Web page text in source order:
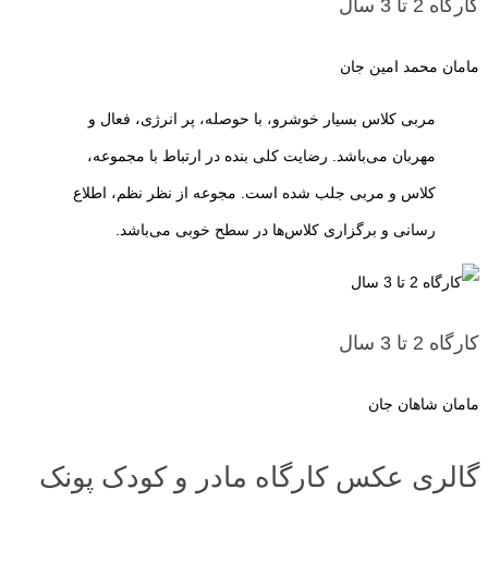
کارگاه 2 تا 3 سال
مامان محمد امین جان
مربی کلاس بسیار خوشرو، با حوصله، پر انرژی، فعال و
مهربان می‌باشد. رضایت کلی بنده در ارتباط با مجموعه،
کلاس و مربی جلب شده است. مجوعه از نظر نظم، اطلاع
رسانی و برگزاری کلاس‌ها در سطح خوبی می‌باشد.
کارگاه 2 تا 3 سال
مامان شاهان جان
گالری عکس کارگاه مادر و کودک پونک